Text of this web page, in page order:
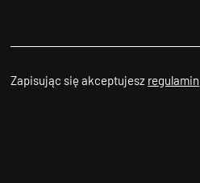
Zapisując się akceptujesz regulamin